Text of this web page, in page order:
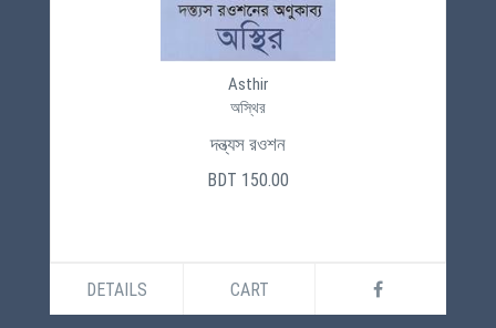
Asthir
অস্থির
দন্ত্যস রওশন
BDT 150.00
DETAILS CART